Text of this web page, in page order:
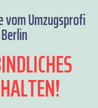
vom Umzugsprofi